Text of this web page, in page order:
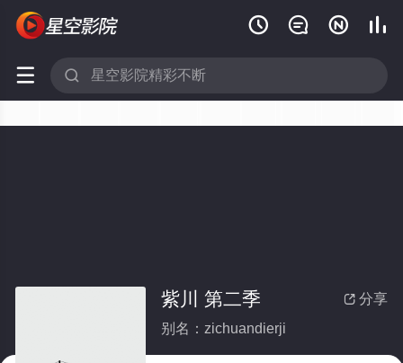
   
 
 分享
紫川 第二季
别名：zichuandierji